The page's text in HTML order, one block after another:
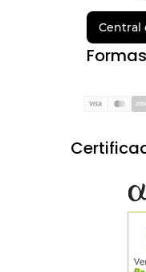
Central